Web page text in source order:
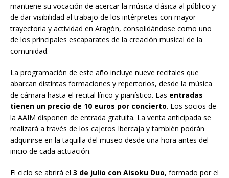
mantiene su vocación de acercar la música clásica al público y
de dar visibilidad al trabajo de los intérpretes con mayor
trayectoria y actividad en Aragón, consolidándose como uno
de los principales escaparates de la creación musical de la
comunidad.
La programación de este año incluye nueve recitales que
abarcan distintas formaciones y repertorios, desde la música
de cámara hasta el recital lírico y pianístico. Las entradas
tienen un precio de 10 euros por concierto. Los socios de
la AAIM disponen de entrada gratuita. La venta anticipada se
realizará a través de los cajeros Ibercaja y también podrán
adquirirse en la taquilla del museo desde una hora antes del
inicio de cada actuación.
El ciclo se abrirá el 3 de julio con Aisoku Duo, formado por el